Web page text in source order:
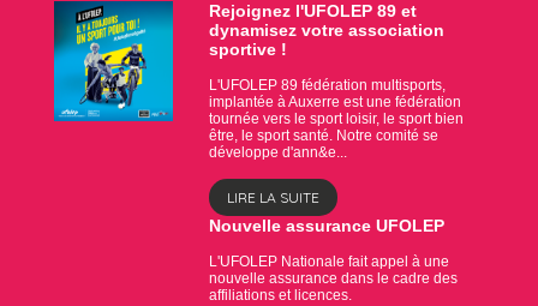
Rejoignez l'UFOLEP 89 et
dynamisez votre association
sportive !
L'UFOLEP 89 fédération multisports,
implantée à Auxerre est une fédération
tournée vers le sport loisir, le sport bien
être, le sport santé. Notre comité se
développe d'ann&e...
LIRE LA SUITE
Nouvelle assurance UFOLEP
L'UFOLEP Nationale fait appel à une
nouvelle assurance dans le cadre des
affiliations et licences.